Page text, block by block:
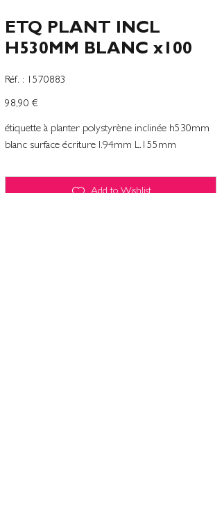
ETQ PLANT INCL
H530MM BLANC x100
Réf. :
SKU
1570883
1570883
Precio
98,90 €
étiquette à planter polystyrène inclinée h530mm
blanc surface écriture l.94mm L.155mm
Add to Wishlist